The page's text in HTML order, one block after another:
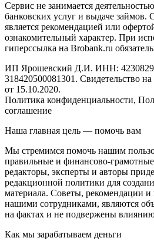
Сервис не занимается
банковских услуг и выдаче займов.
является рекомендацией или
ознакомительный характер. При
гиперссылка на Brobank.ru
ИП Ярошевский Д.И. ИНН:
318420500081301. Свидетельство
от 15.10.2020.
Политика конфиденциальности,
соглашение
Наша главная цель — помочь вам
Мы стремимся помочь нашим
правильные и финансово-
редакторы, эксперты и авторы
редакционной политики для
материала. Советы, рекомендации
нашими сотрудниками, являются
на фактах и ​​не подвержены
Как мы зарабатываем деньги